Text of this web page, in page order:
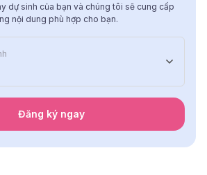
dự sinh của bạn và chúng tôi sẽ cung cấp
nội dung phù hợp cho bạn.
Đăng ký ngay